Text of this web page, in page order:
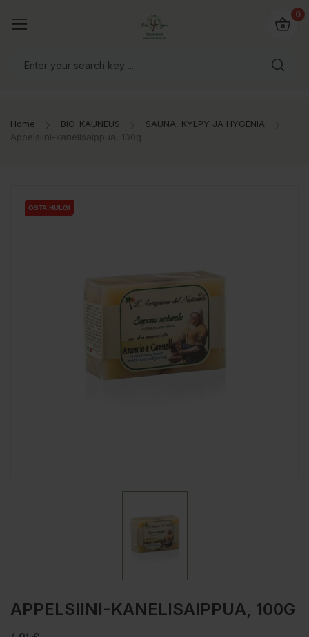
0
Home BIO-KAUNEUS
SAUNA, KYLPY JA HYGENIA
Appelsiini-kanelisaippua, 100g
OSTA HULGI
OSTA HULGI
OSTA HULGI
APPELSIINI-KANELISAIPPUA, 100G